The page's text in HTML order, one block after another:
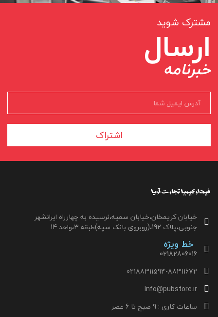
مشترک شوید
ارسال
خبرنامه
اشتراک
خیابان کریمخان،خیابان سمیه،نرسیده به چهارراه ایرانشهر
جنوبی،پلاک 192،(روبروی بانک سپه)طبقه 3،واحد 14
خط ویژه
02182806016
02188311594-88311672
Info@pubstore.ir
ساعات کاری : 9 صبح تا 6 عصر